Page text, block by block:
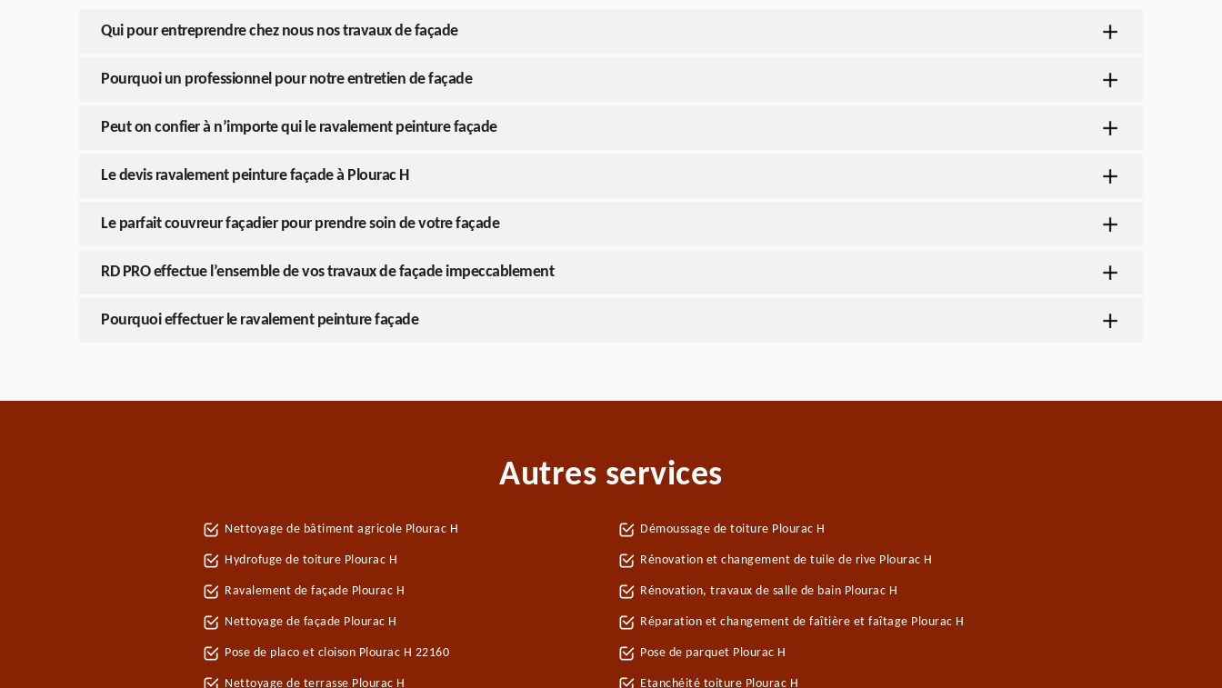
Qui pour entreprendre chez nous nos travaux de façade
Pourquoi un professionnel pour notre entretien de façade
Peut on confier à n’importe qui le ravalement peinture façade
Le devis ravalement peinture façade à Plourac H
Le parfait couvreur façadier pour prendre soin de votre façade
RD PRO effectue l’ensemble de vos travaux de façade impeccablement
Pourquoi effectuer le ravalement peinture façade
Autres services
Nettoyage de bâtiment agricole Plourac H
Hydrofuge de toiture Plourac H
Ravalement de façade Plourac H
Nettoyage de façade Plourac H
Pose de placo et cloison Plourac H 22160
Nettoyage de terrasse Plourac H
Démoussage de toiture Plourac H
Rénovation et changement de tuile de rive Plourac H
Rénovation, travaux de salle de bain Plourac H
Réparation et changement de faîtière et faîtage Plourac H
Pose de parquet Plourac H
Etanchéité toiture Plourac H